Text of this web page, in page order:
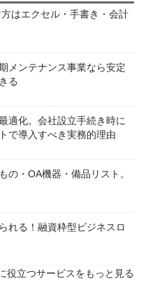
はエクセル・手書き・会計
メンテナンス事業なら安定
る
適化。会社設立手続き時に
で導入すべき実務的理由
の・OA機器・備品リスト。
れる！融資枠型ビジネスロ
役立つサービスをもっと見る